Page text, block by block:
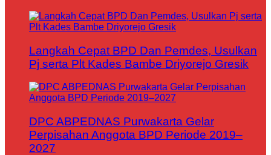
Langkah Cepat BPD Dan Pemdes, Usulkan
Pj serta Plt Kades Bambe Driyorejo Gresik
DPC ABPEDNAS Purwakarta Gelar
Perpisahan Anggota BPD Periode 2019–
2027